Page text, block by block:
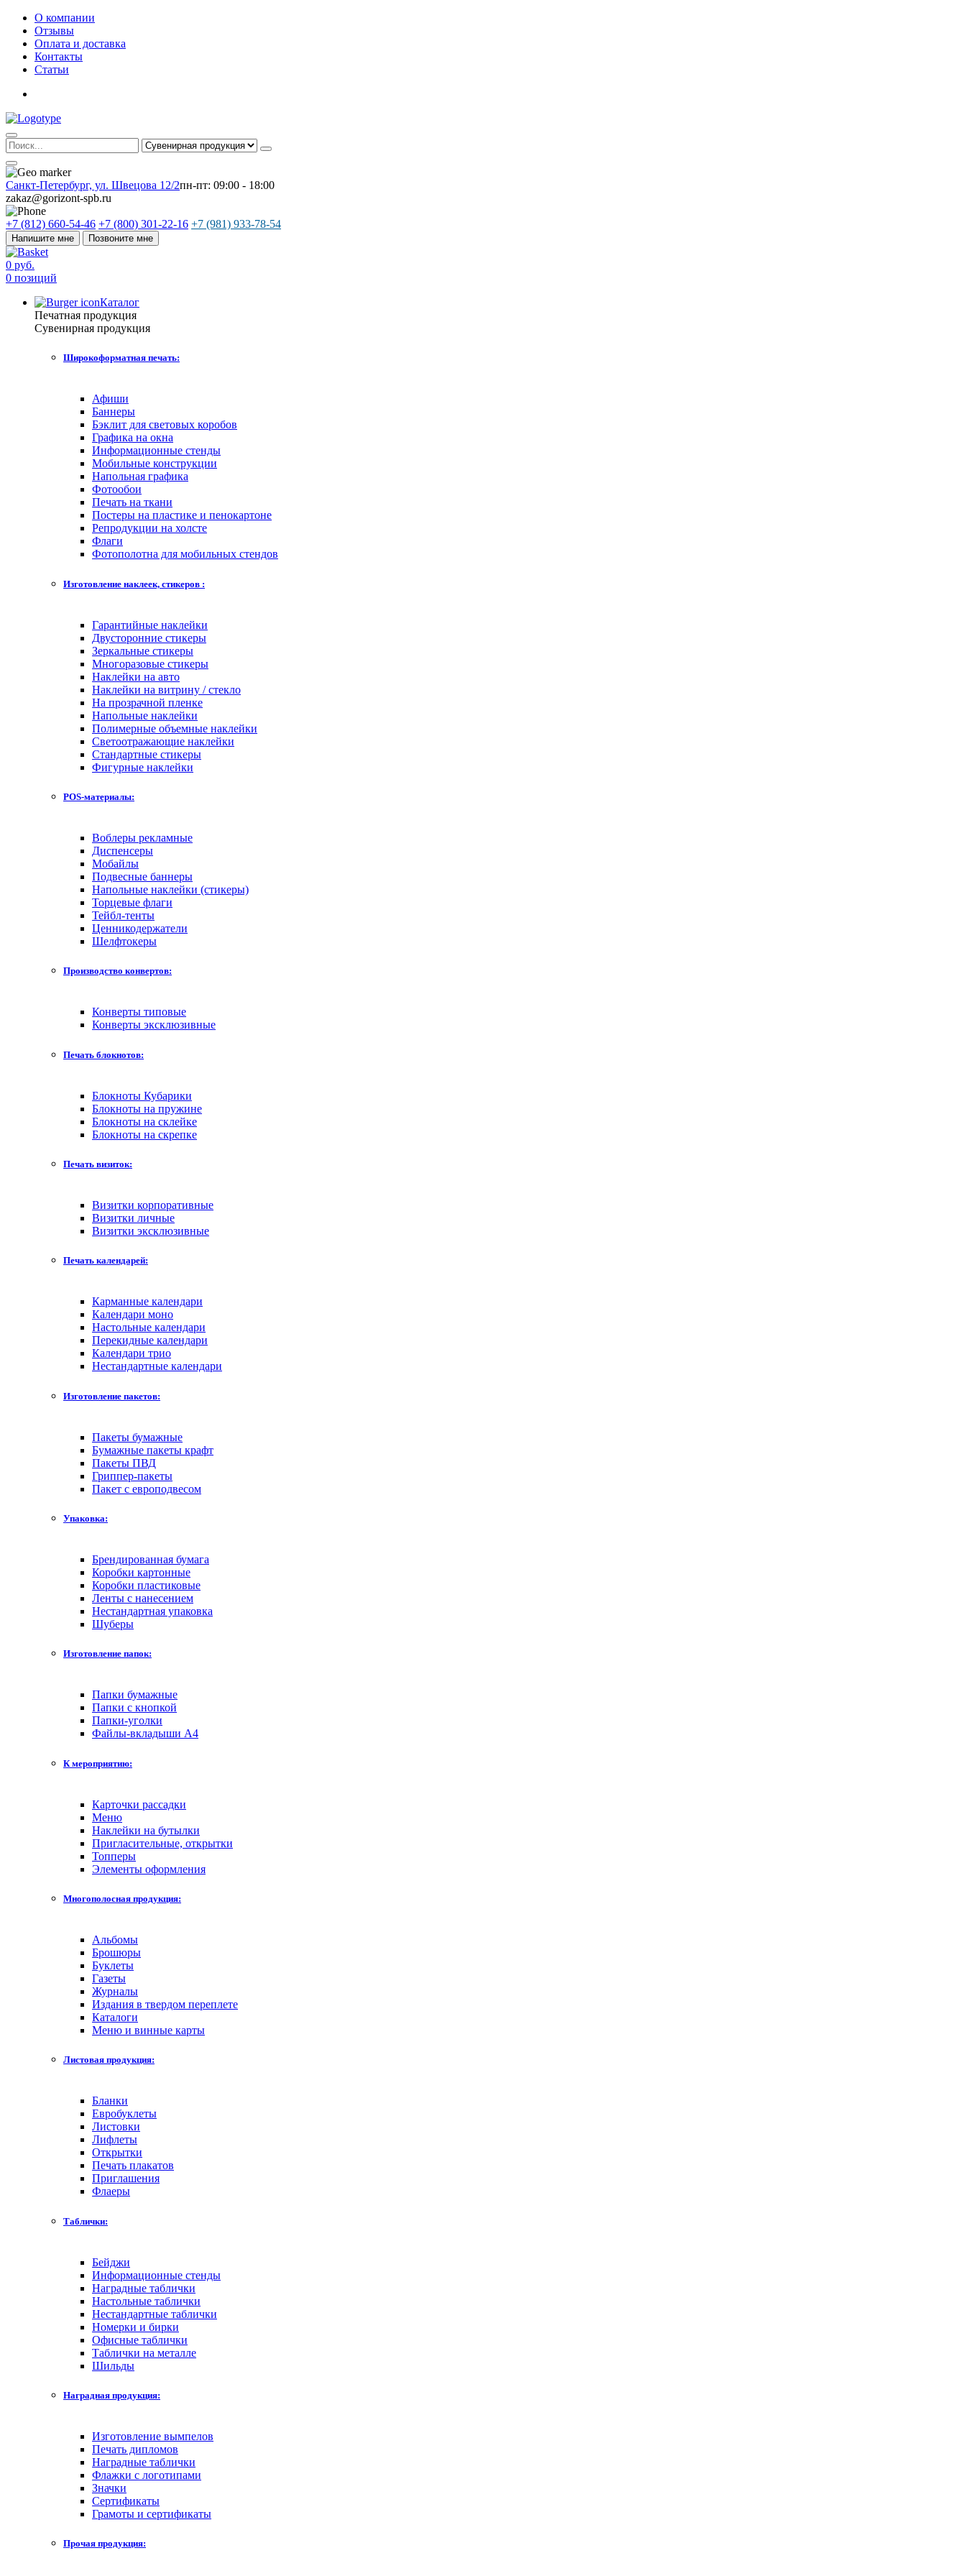
О компании
Отзывы
Оплата и доставка
Контакты
Статьи
Санкт-Петербург, ул. Швецова 12/2пн-пт: 09:00 - 18:00
zakaz@gorizont-spb.ru
+7 (812) 660-54-46 +7 (800) 301-22-16 +7 (981) 933-78-54
Напишите мне Позвоните мне
0 руб.
0 позиций
Каталог
Печатная продукция
Сувенирная продукция
Широкоформатная печать:
Афиши
Баннеры
Бэклит для световых коробов
Графика на окна
Информационные стенды
Мобильные конструкции
Напольная графика
Фотообои
Печать на ткани
Постеры на пластике и пенокартоне
Репродукции на холсте
Флаги
Фотополотна для мобильных стендов
Изготовление наклеек, стикеров :
Гарантийные наклейки
Двусторонние стикеры
Зеркальные стикеры
Многоразовые стикеры
Наклейки на авто
Наклейки на витрину / стекло
На прозрачной пленке
Напольные наклейки
Полимерные объемные наклейки
Светоотражающие наклейки
Стандартные стикеры
Фигурные наклейки
POS-материалы:
Воблеры рекламные
Диспенсеры
Мобайлы
Подвесные баннеры
Напольные наклейки (стикеры)
Торцевые флаги
Тейбл-тенты
Ценникодержатели
Шелфтокеры
Производство конвертов:
Конверты типовые
Конверты эксклюзивные
Печать блокнотов:
Блокноты Кубарики
Блокноты на пружине
Блокноты на склейке
Блокноты на скрепке
Печать визиток:
Визитки корпоративные
Визитки личные
Визитки эксклюзивные
Печать календарей:
Карманные календари
Календари моно
Настольные календари
Перекидные календари
Календари трио
Нестандартные календари
Изготовление пакетов:
Пакеты бумажные
Бумажные пакеты крафт
Пакеты ПВД
Гриппер-пакеты
Пакет с европодвесом
Упаковка:
Брендированная бумага
Коробки картонные
Коробки пластиковые
Ленты с нанесением
Нестандартная упаковка
Шуберы
Изготовление папок:
Папки бумажные
Папки с кнопкой
Папки-уголки
Файлы-вкладыши А4
К мероприятию:
Карточки рассадки
Меню
Наклейки на бутылки
Пригласительные, открытки
Топперы
Элементы оформления
Многополосная продукция:
Альбомы
Брошюры
Буклеты
Газеты
Журналы
Издания в твердом переплете
Каталоги
Меню и винные карты
Листовая продукция:
Бланки
Евробуклеты
Листовки
Лифлеты
Открытки
Печать плакатов
Приглашения
Флаеры
Таблички:
Бейджи
Информационные стенды
Наградные таблички
Настольные таблички
Нестандартные таблички
Номерки и бирки
Офисные таблички
Таблички на металле
Шильды
Наградная продукция:
Изготовление вымпелов
Печать дипломов
Наградные таблички
Флажки с логотипами
Значки
Сертификаты
Грамоты и сертификаты
Прочая продукция: